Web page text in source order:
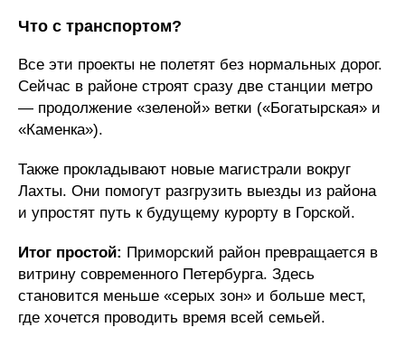
Что с транспортом?
Все эти проекты не полетят без нормальных дорог.
Сейчас в районе строят сразу две станции метро
— продолжение «зеленой» ветки («Богатырская» и
«Каменка»).
Также прокладывают новые магистрали вокруг
Лахты. Они помогут разгрузить выезды из района
и упростят путь к будущему курорту в Горской.
Итог простой: Приморский район превращается в
витрину современного Петербурга. Здесь
становится меньше «серых зон» и больше мест,
где хочется проводить время всей семьей.